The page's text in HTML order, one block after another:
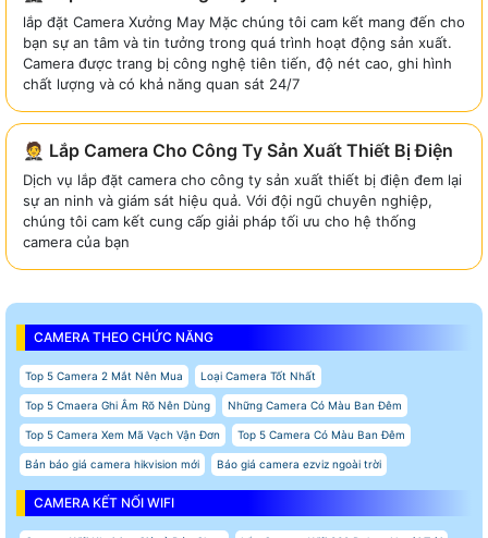
lắp đặt Camera Xưởng May Mặc chúng tôi cam kết mang đến cho
bạn sự an tâm và tin tưởng trong quá trình hoạt động sản xuất.
Camera được trang bị công nghệ tiên tiến, độ nét cao, ghi hình
chất lượng và có khả năng quan sát 24/7
🤵 Lắp Camera Cho Công Ty Sản Xuất Thiết Bị Điện
Dịch vụ lắp đặt camera cho công ty sản xuất thiết bị điện đem lại
sự an ninh và giám sát hiệu quả. Với đội ngũ chuyên nghiệp,
chúng tôi cam kết cung cấp giải pháp tối ưu cho hệ thống
camera của bạn
CAMERA THEO CHỨC NĂNG
Top 5 Camera 2 Mắt Nên Mua Loại Camera Tốt Nhất
Top 5 Cmaera Ghi Âm Rõ Nên Dùng Những Camera Có Màu Ban Đêm
Top 5 Camera Xem Mã Vạch Vận Đơn Top 5 Camera Có Màu Ban Đêm
Bản báo giá camera hikvision mới Báo giá camera ezviz ngoài trời
CAMERA KẾT NỐI WIFI